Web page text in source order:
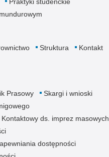
Praktyki studenckie
Struktura Kontakt
Prasowy
Skargi i wnioski
ds. imprez masowych
dostępności